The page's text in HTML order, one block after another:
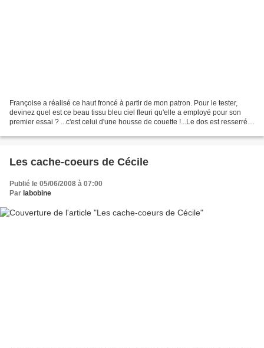
Françoise a réalisé ce haut froncé à partir de mon patron. Pour le tester,
devinez quel est ce beau tissu bleu ciel fleuri qu'elle a employé pour son
premier essai ? ...c'est celui d'une housse de couette !...Le dos est resserré
Les cache-coeurs de Cécile
Publié le 05/06/2008 à 07:00
Par labobine